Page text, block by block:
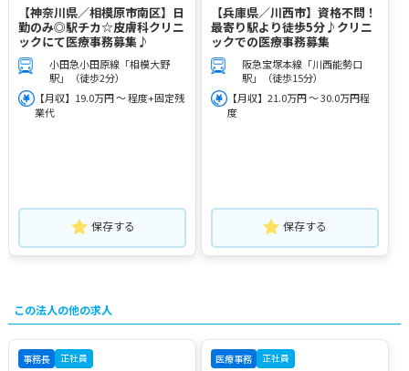
【神奈川県／相模原市南区】日
勤のみ◎駅チカ☆皮膚科クリニ
ックにて医療事務募集♪
小田急小田原線「相模大野
駅」（徒歩2分）
【月収】19.0万円 ～ 程度+固定残
業代
保存する
【兵庫県／川西市】資格不問！
最寄り駅より徒歩5分♪クリニ
ックでの医療事務募集
阪急宝塚本線「川西能勢口
駅」（徒歩15分）
【月収】21.0万円 ～ 30.0万円程
度
保存する
この法人の他の求人
事務長 正社員 医療事務 正社員